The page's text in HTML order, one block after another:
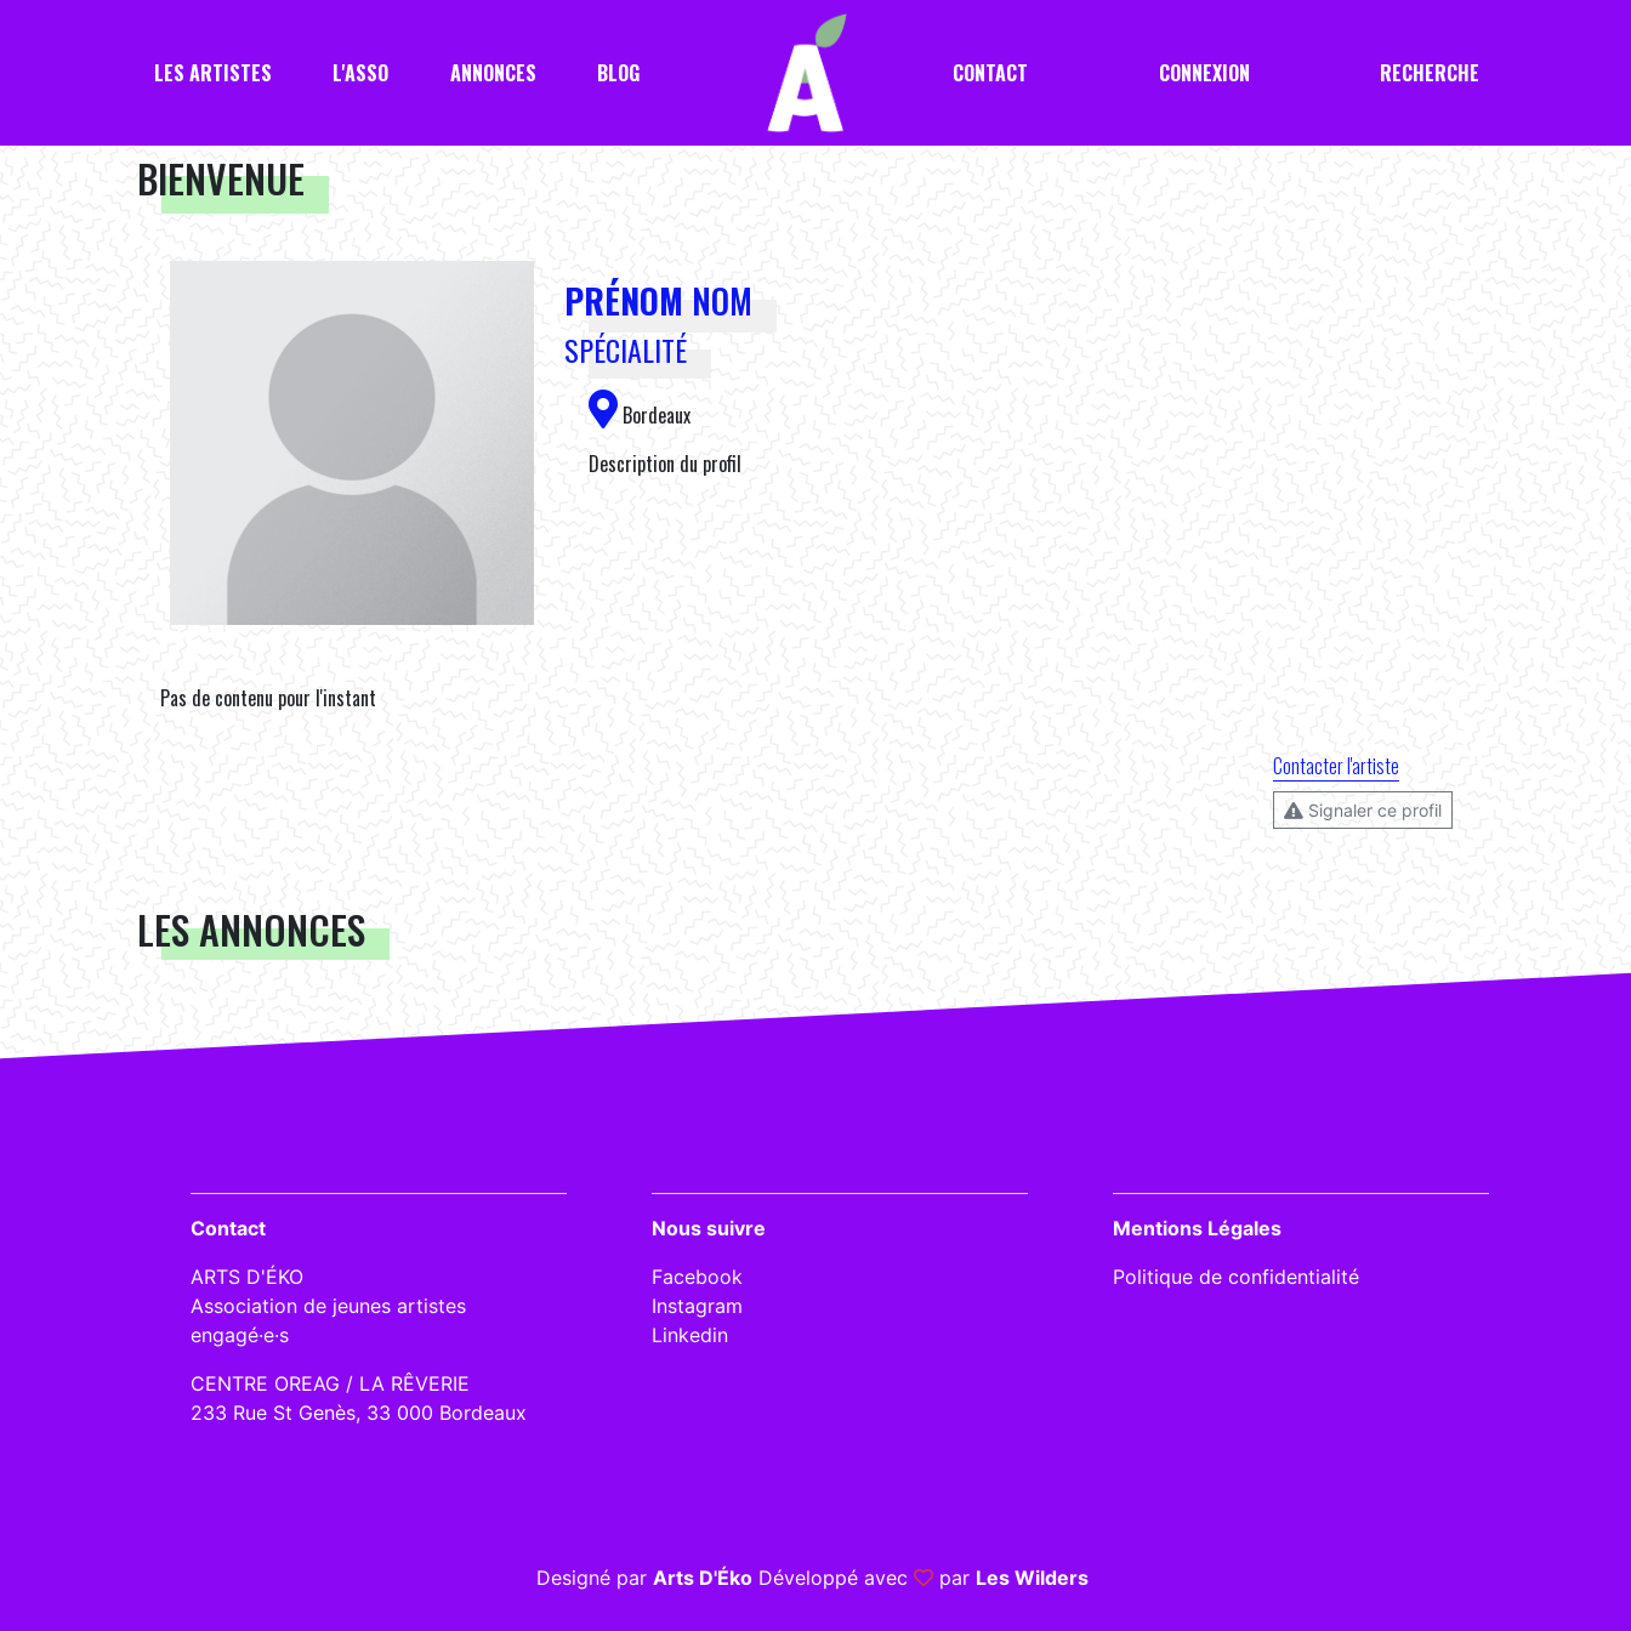
LES ARTISTES L'ASSO ANNONCES BLOG CONTACT CONNEXION RECHERCHE
BIENVENUE
PRÉNOM NOM
SPÉCIALITÉ
Bordeaux
Description du profil
Pas de contenu pour l'instant
Contacter l'artiste
Signaler ce profil
LES ANNONCES
Contact
ARTS D'ÉKO
Association de jeunes artistes
engagé·e·s
CENTRE OREAG / LA RÊVERIE
233 Rue St Genès, 33 000 Bordeaux
Nous suivre
Facebook
Instagram
Linkedin
Mentions Légales
Politique de confidentialité
Designé par Arts D'Éko Développé avec par Les Wilders